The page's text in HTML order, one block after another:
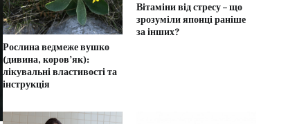
Рослина ведмеже вушко
(дивина, коров’як):
лікувальні властивості та
інструкція
Вітаміни від стресу – що
зрозуміли японці раніше
за інших?